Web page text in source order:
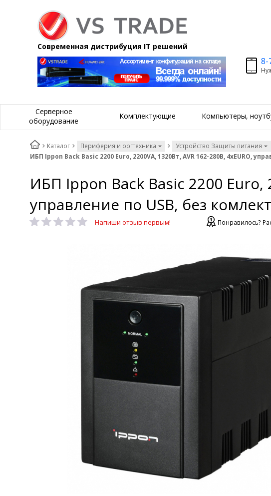
Современная дистрибуция IT решений
8-
Серверное
оборудование
Комплектующие Компьютеры,
Каталог Периферия и оргтехника Устройство Защиты питания
ИБП Ippon Back Basic 2200 Euro, 2200VA, 1320Вт, AVR 162-280В, 4хEURO,
ИБП Ippon Back Basic 2200 Euro,
управление по USB, без
Напиши отзыв первым! Понравилось?